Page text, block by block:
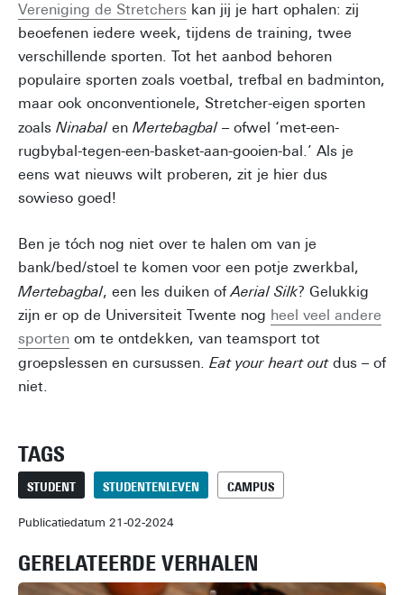
Vereniging de Stretchers kan jij je hart ophalen: zij
beoefenen iedere week, tijdens de training, twee
verschillende sporten. Tot het aanbod behoren
populaire sporten zoals voetbal, trefbal en badminton,
maar ook onconventionele, Stretcher-eigen sporten
zoals Ninabalen Mertebagbal– ofwel ‘met-een-
rugbybal-tegen-een-basket-aan-gooien-bal.’ Als je
eens wat nieuws wilt proberen, zit je hier dus
sowieso goed!
Ben je tóch nog niet over te halen om van je
bank/bed/stoel te komen voor een potje zwerkbal,
Mertebagbal, een les duiken ofAerial Silk? Gelukkig
zijn er op de Universiteit Twente nog heel veel andere
sporten om te ontdekken, van teamsport tot
groepslessen en cursussen. Eat your heart outdus – of
niet.
TAGS
STUDENT STUDENTENLEVEN CAMPUS
Publicatiedatum 21-02-2024
GERELATEERDE VERHALEN